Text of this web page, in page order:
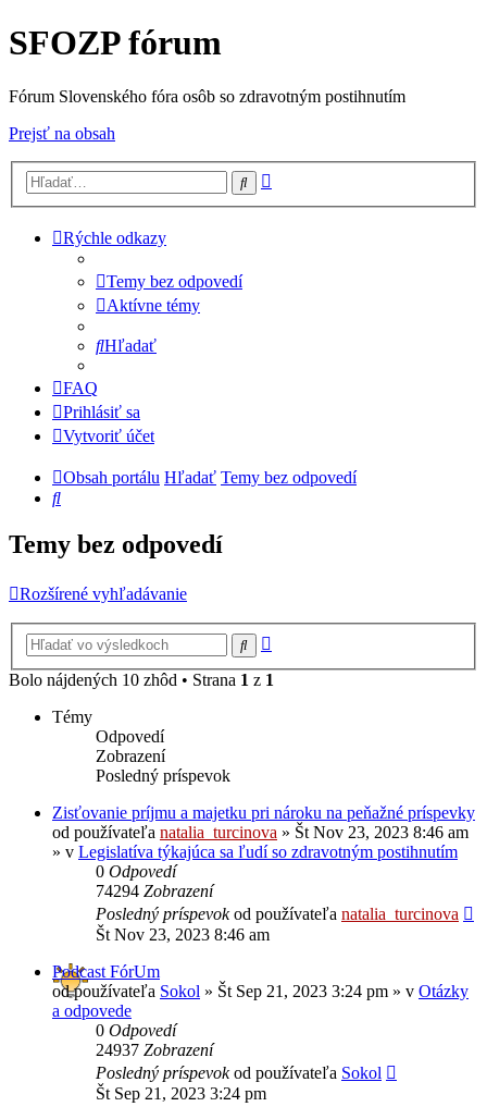
SFOZP fórum
Fórum Slovenského fóra osôb so zdravotným postihnutím
Prejsť na obsah
Hľadať
Rýchle odkazy
Temy bez odpovedí
Aktívne témy
Hľadať
FAQ
Prihlásiť sa
Vytvoriť účet
Obsah portálu Hľadať Temy bez odpovedí
Hľadať
Temy bez odpovedí
Rozšírené vyhľadávanie
Hľadať
Bolo nájdených 10 zhôd • Strana 1 z 1
Témy
Odpovedí
Zobrazení
Posledný príspevok
Zisťovanie príjmu a majetku pri nároku na peňažné príspevky
od používateľa natalia_turcinova » Št Nov 23, 2023 8:46 am
» v Legislatíva týkajúca sa ľudí so zdravotným postihnutím
0 Odpovedí
74294 Zobrazení
Posledný príspevokod používateľa natalia_turcinova
Št Nov 23, 2023 8:46 am
Podcast FórUm
od používateľa Sokol » Št Sep 21, 2023 3:24 pm » v Otázky
a odpovede
0 Odpovedí
24937 Zobrazení
Posledný príspevokod používateľa Sokol
Št Sep 21, 2023 3:24 pm